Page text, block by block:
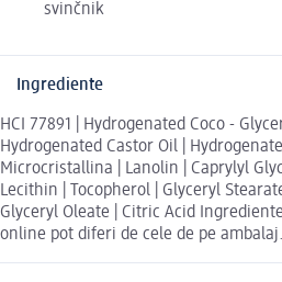
svinčnik
Ingrediente
HCI 77891 | Hydrogenated Coco -
Hydrogenated Castor Oil |
Microcristallina | Lanolin | Caprylyl
Lecithin | Tocopherol | Glyceryl
Glyceryl Oleate | Citric Acid
online pot diferi de cele de pe ambalaj.